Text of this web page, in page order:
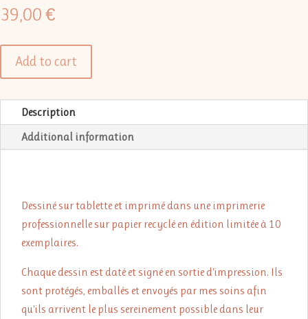
39,00 €
Add to cart
Description
Additional information
Dessiné sur tablette et imprimé dans une imprimerie
professionnelle sur papier recyclé en édition limitée à 10
exemplaires.
Chaque dessin est daté et signé en sortie d'impression. Ils
sont protégés, emballés et envoyés par mes soins afin
qu'ils arrivent le plus sereinement possible dans leur